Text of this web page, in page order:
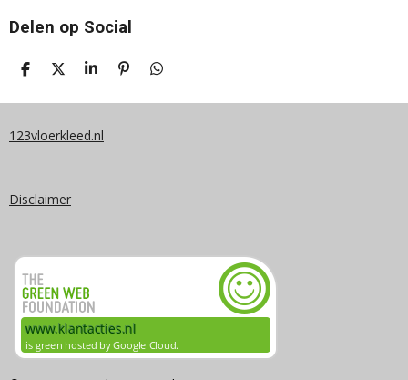
Delen op Social
D
L
N
D
E
S
A
E
P
N
D
L
123vloerkleed.nl
Disclaimer